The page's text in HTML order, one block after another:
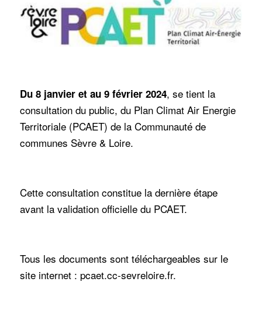
Du 8 janvier et au 9 février 2024, se tient la
consultation du public, du Plan Climat Air Energie
Territoriale (PCAET) de la Communauté de
communes Sèvre & Loire.
Cette consultation constitue la dernière étape
avant la validation officielle du PCAET.
Tous les documents sont téléchargeables sur le
site internet : pcaet.cc-sevreloire.fr.